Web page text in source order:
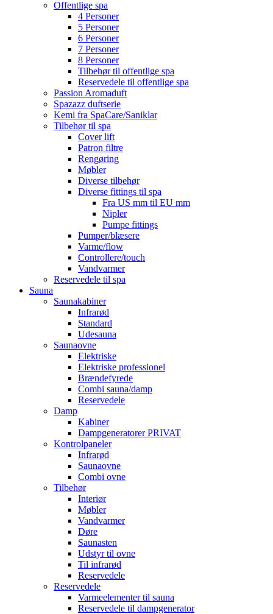
Offentlige spa
4 Personer
5 Personer
6 Personer
7 Personer
8 Personer
Tilbehør til offentlige spa
Reservedele til offentlige spa
Passion Aromaduft
Spazazz duftserie
Kemi fra SpaCare/Saniklar
Tilbehør til spa
Cover lift
Patron filtre
Rengøring
Møbler
Diverse tilbehør
Diverse fittings til spa
Fra US mm til EU mm
Nipler
Pumpe fittings
Pumper/blæsere
Varme/flow
Controllere/touch
Vandvarmer
Reservedele til spa
Sauna
Saunakabiner
Infrarød
Standard
Udesauna
Saunaovne
Elektriske
Elektriske professionel
Brændefyrede
Combi sauna/damp
Reservedele
Damp
Kabiner
Dampgeneratorer PRIVAT
Kontrolpaneler
Infrarød
Saunaovne
Combi ovne
Tilbehør
Interiør
Møbler
Vandvarmer
Døre
Saunasten
Udstyr til ovne
Til infrarød
Reservedele
Reservedele
Varmeelementer til sauna
Reservedele til dampgenerator